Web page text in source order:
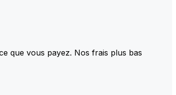
que vous payez. Nos frais plus bas